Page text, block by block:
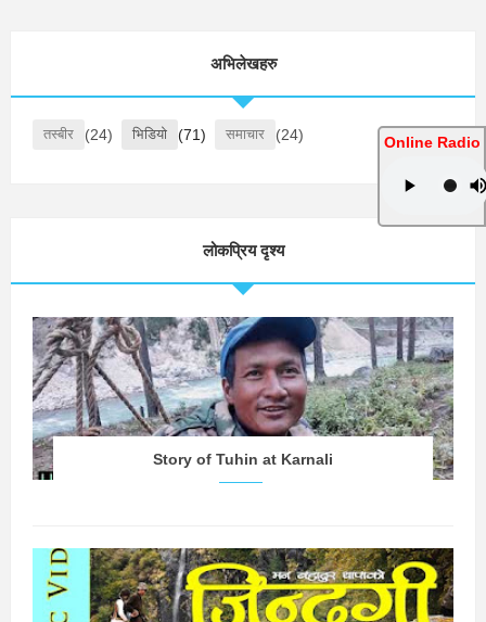
Online Radio
अभिलेखहरु
तस्बीर (24) भिडियो (71) समाचार (24)
लोकप्रिय दृश्य
Story of Tuhin at Karnali